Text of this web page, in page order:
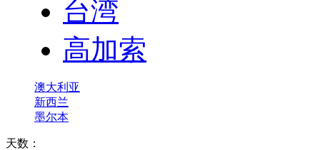
台湾
高加索
澳大利亚
新西兰
墨尔本
天数：